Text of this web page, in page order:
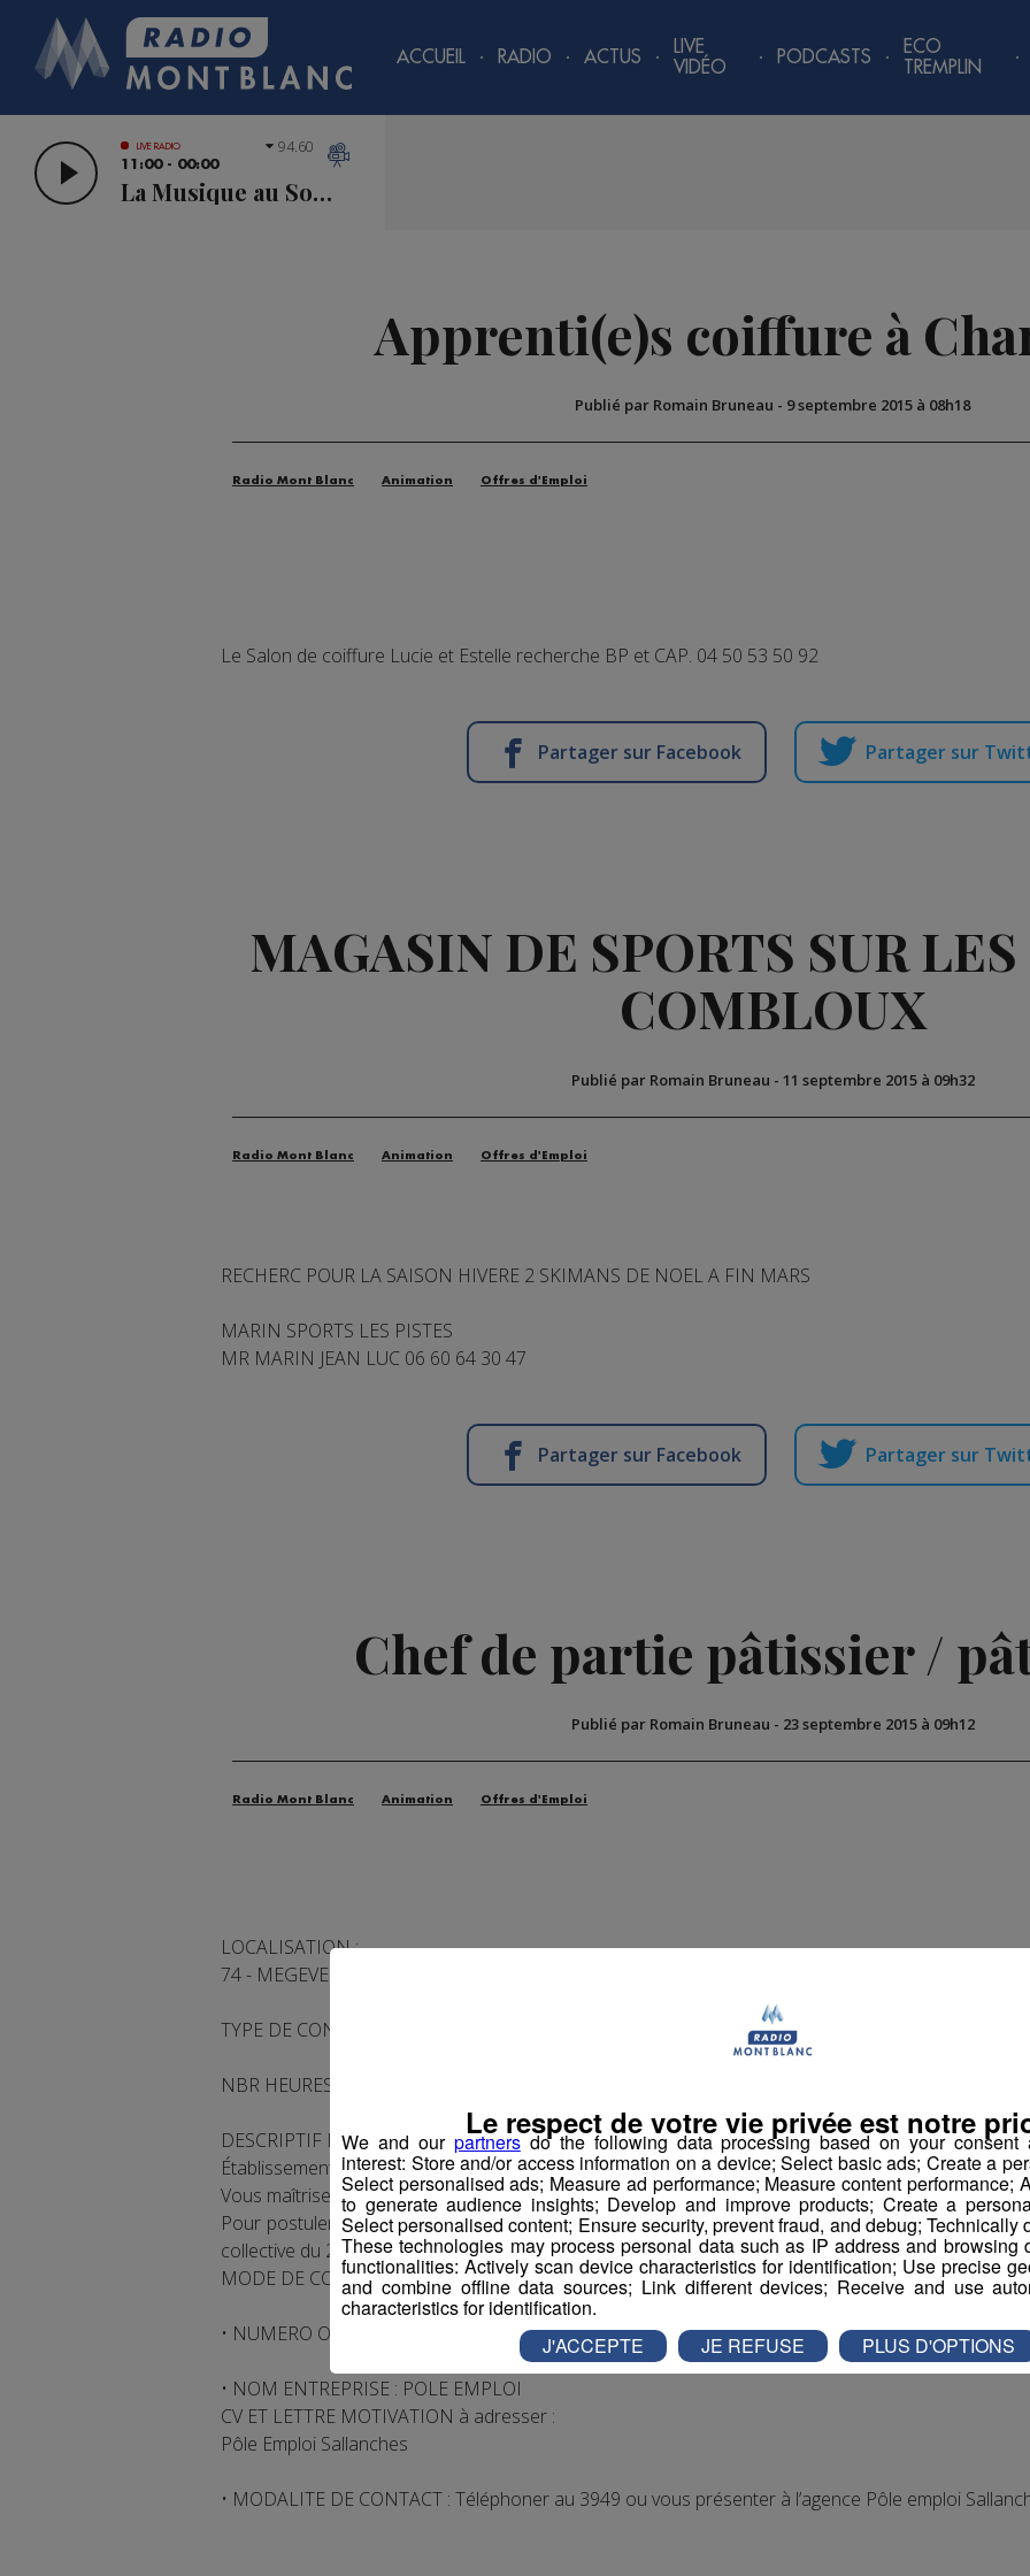
ACCUEIL RADIO ACTUS
LIVE
VIDÉO
PODCASTS
ECO
TREMPLIN
LIVE RADIO
11:00 - 00:00
La Musique au Sommet
94.60
Apprenti(e)s coiffure à
Publié par Romain Bruneau - 9 septembre 2015 à 08h18
Radio Mont Blanc Animation Offres d'Emploi
Le Salon de coiffure Lucie et Estelle recherche BP et CAP. 04 50 53 50 92
Partager sur Facebook Partager sur
MAGASIN DE SPORTS SUR
COMBLOUX
Publié par Romain Bruneau - 11 septembre 2015 à 09h32
Radio Mont Blanc Animation Offres d'Emploi
RECHERC POUR LA SAISON HIVERE 2 SKIMANS DE NOEL A FIN MARS
MARIN SPORTS LES PISTES
MR MARIN JEAN LUC 06 60 64 30 47
Partager sur Facebook Partager sur
Chef de partie pâtissier /
Publié par Romain Bruneau - 23 septembre 2015 à 09h12
Radio Mont Blanc Animation Offres d'Emploi
LOCALISATION :
74 - MEGEVE
TYPE DE CONTRAT : Contrat saisonnier
NBR HEURES HEBDOMADAIRES : 39H Horaires normaux
DESCRIPTIF DU POSTE
Établissement de renom recherche pour la saison d'hiver 2015-2016 un chef de partie pâtissier.
Vous maîtrisez parfaitement les règles d'hygiène et de sécurité alimentaire (HACCP).
Pour postuler, veuillez téléphoner au 3949 ou vous présenter à l'agence Pôle emploi de
collective du 25/09/2015 matin.
MODE DE CONTACT
• NUMERO OFFRE POLE EMPLOI : 031WJYS
• NOM ENTREPRISE : POLE EMPLOI
CV ET LETTRE MOTIVATION à adresser :
Pôle Emploi Sallanches
• MODALITE DE CONTACT : Téléphoner au 3949 ou vous présenter à l’agence Pôle emploi
We and our partnersdo the following data processing based on your consent
interest: Store and/or access information on a device; Select basic ads; Create a
Select personalised ads; Measure ad performance; Measure content performance;
to generate audience insights; Develop and improve products; Create a
Select personalised content; Ensure security, prevent fraud, and debug; Technically
These technologies may process personal data such as IP address and browsing
functionalities: Actively scan device characteristics for identification; Use precise
and combine offline data sources; Link different devices; Receive and use
characteristics for identification.
Le respect de votre vie privée est notre
J'ACCEPTE JE REFUSE PLUS D'OPTIONS